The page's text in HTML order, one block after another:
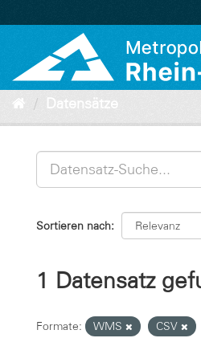
zum
Datensätze
Sortieren nach
1 Datensatz
Formate: WMS CSV